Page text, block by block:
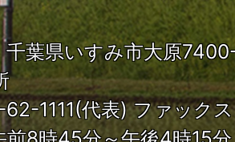
千葉県いすみ市大原
1111(代表) ファック